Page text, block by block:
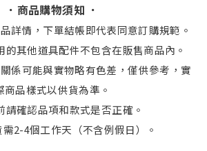
．商品購物須知 ．
詳情，下單結帳即代表同意訂購規範。
其他道具配件不包含在販售商品內。
係可能與實物略有色差，僅供參考，實
商品樣式以供貨為準。
確認品項和款式是否正確。
2-4個工作天（不含例假日）。